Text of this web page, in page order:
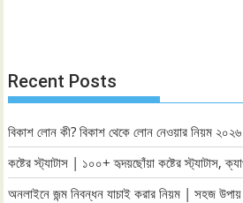
Recent Posts
বিকাশ লোন কী? বিকাশ থেকে লোন নেওয়ার নিয়ম ২০২৬
কষ্টের স্ট্যাটাস | ১০০+ হৃদয়ছোঁয়া কষ্টের স্ট্যাটাস,
অনলাইনে জন্ম নিবন্ধন যাচাই করার নিয়ম | সহজ উপায়